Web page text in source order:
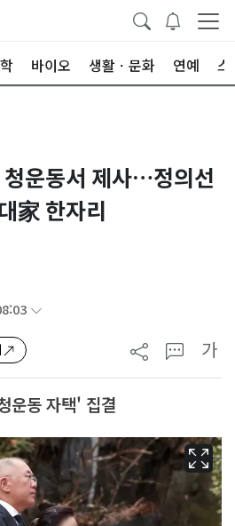
바이오 생활ㆍ문화 연예 스
운동서 제사…정의선
家 한자리
가
운동 자택' 집결